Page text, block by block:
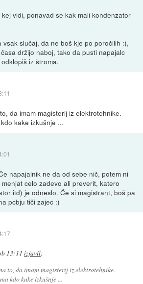
vidi, ponavad se kak mali kondenzator
vsak slučaj, da ne boš kje po poročilih :),
držijo naboj, tako da pusti napajalc
iz štroma.
da imam magisterij iz elektrotehnike.
kake izkušnje ...
napajalnik ne da od sebe nič, potem ni
celo zadevo ali preverit, katero
itd) je odneslo. Če si magistrant, boš pa
pcbju tiči zajec :)
13:11 izjavil:
to, da imam magisterij iz elektrotehnike.
kdo kake izkušnje ...